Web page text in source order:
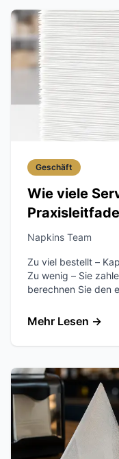
Geschäft
Wie viele
der
Napkins Team
Zu viel bestellt –
Zu wenig – Sie
berechnen Sie den
Großhandel ohne
Mehr Lesen →